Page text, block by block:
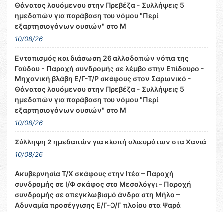
Θάνατος λουόμενου στην Πρεβέζα - Συλλήψεις 5
ημεδαπών για παράβαση του νόμου "Περί
εξαρτησιογόνων ουσιών" στο Μ
10/08/26
Εντοπισμός και διάσωση 26 αλλοδαπών νότια της
Γαύδου - Παροχή συνδρομής σε λέμβο στην Επίδαυρο -
Μηχανική βλάβη Ε/Γ-Τ/Ρ σκάφους στον Σαρωνικό -
Θάνατος λουόμενου στην Πρεβέζα - Συλλήψεις 5
ημεδαπών για παράβαση του νόμου "Περί
εξαρτησιογόνων ουσιών" στο Μ
10/08/26
Σύλληψη 2 ημεδαπών για κλοπή αλιευμάτων στα Χανιά
10/08/26
Ακυβερνησία Τ/Χ σκάφους στην Ιτέα – Παροχή
συνδρομής σε Ι/Φ σκάφος στο Μεσολόγγι – Παροχή
συνδρομής σε απεγκλωβισμό άνδρα στη Μήλο –
Αδυναμία προσέγγισης Ε/Γ-Ο/Γ πλοίου στα Ψαρά